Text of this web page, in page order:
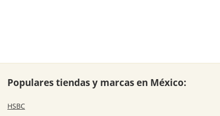
Populares tiendas y marcas en México:
HSBC